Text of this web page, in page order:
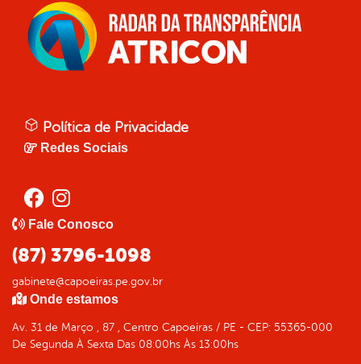
Política de Privacidade
Redes Sociais
Fale Conosco
(87) 3796-1098
gabinete@capoeiras.pe.gov.br
Onde estamos
Av. 31 de Março , 87 , Centro Capoeiras / PE - CEP: 55365-000
De Segunda À Sexta Das 08:00hs Às 13:00hs